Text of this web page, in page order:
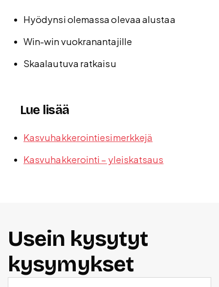
Hyödynsi olemassa olevaa alustaa
Win-win vuokranantajille
Skaalautuva ratkaisu
Lue lisää
Kasvuhakkerointiesimerkkejä
Kasvuhakkerointi – yleiskatsaus
Usein kysytyt
kysymykset